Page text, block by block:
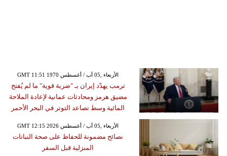
GMT 11:51 1970 الأربعاء ,05 آب / أغسطس
ترمب يهدّد إيران بـ "ضربة قوية" ما لم يُفتح
مضيق هرمز ومحادثات عمانية لإعادة الملاحة
المائية وسط تصاعد التوتر في البحر الأحمر
GMT 12:15 2026 الأربعاء ,05 آب / أغسطس
نصائح مضمونة للحفاظ على صحة النباتات
المنزلية قبل السفر